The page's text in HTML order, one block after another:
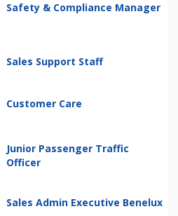
Safety & Compliance Manager
Sales Support Staff
Customer Care
Junior Passenger Traffic
Officer
Sales Admin Executive Benelux